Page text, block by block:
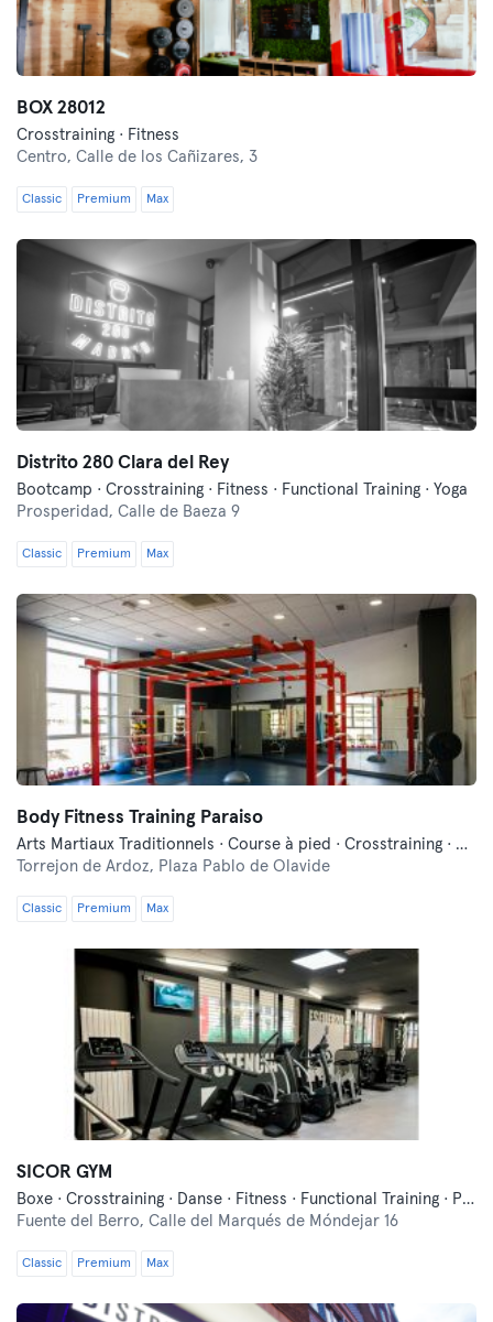
BOX 28012
Crosstraining · Fitness
Centro, Calle de los Cañizares, 3
Classic Premium Max
Distrito 280 Clara del Rey
Bootcamp · Crosstraining · Fitness · Functional Training · Yoga
Prosperidad, Calle de Baeza 9
Classic Premium Max
Body Fitness Training Paraiso
Arts Martiaux Traditionnels · Course à pied · Crosstraining · Danse · Fitness · Indoor Cycling · Pilates · Yoga
Torrejon de Ardoz, Plaza Pablo de Olavide
Classic Premium Max
SICOR GYM
Boxe · Crosstraining · Danse · Fitness · Functional Training · Pilates
Fuente del Berro, Calle del Marqués de Móndejar 16
Classic Premium Max